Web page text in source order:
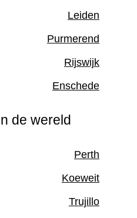
Leiden
Purmerend
Rijswijk
Enschede
de wereld
Perth
Koeweit
Trujillo